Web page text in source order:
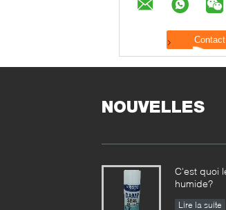
NOUVELLES
C'est quoi
humide?
Lire la suite